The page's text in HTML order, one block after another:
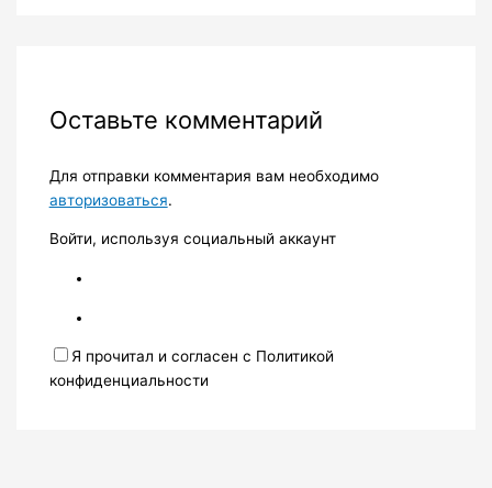
Оставьте комментарий
Для отправки комментария вам необходимо
авторизоваться.
Войти, используя социальный аккаунт
Я прочитал и согласен с Политикой
конфиденциальности